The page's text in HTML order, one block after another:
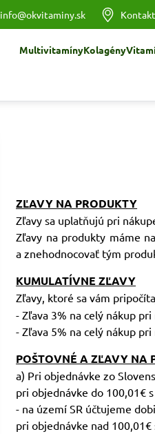
info@okvitaminy.sk
MultivitamínyKolagény
ZĽAVY NA PRODUKTY
Zľavy sa uplatňujú pri
Zľavy na produkty máme
a znehodnocovať tým
KUMULATÍVNE ZĽAVY
Zľavy, ktoré sa vám
- Zľava 3% na celý nákup
- Zľava 5% na celý nákup
POŠTOVNÉ A ZĽAVY NA
a) Pri objednávke zo
pri objednávke do 100,01€
- na území SR účtujeme
pri objednávke nad